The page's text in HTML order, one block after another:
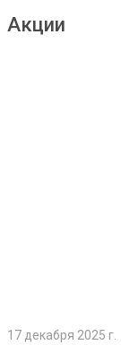
Акции
17 декабря 2025 г.